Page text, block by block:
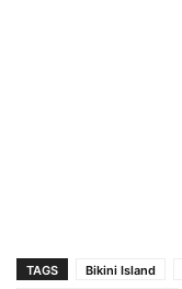
TAGS Bikini Island